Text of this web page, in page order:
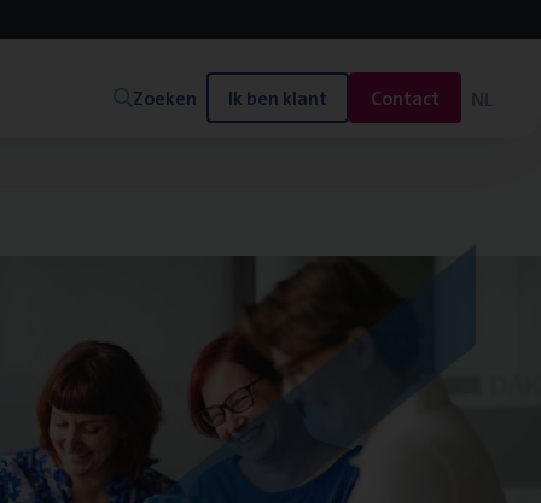
Zoeken Ik ben klant Contact NL